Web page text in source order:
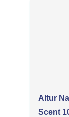
Altur
Scent